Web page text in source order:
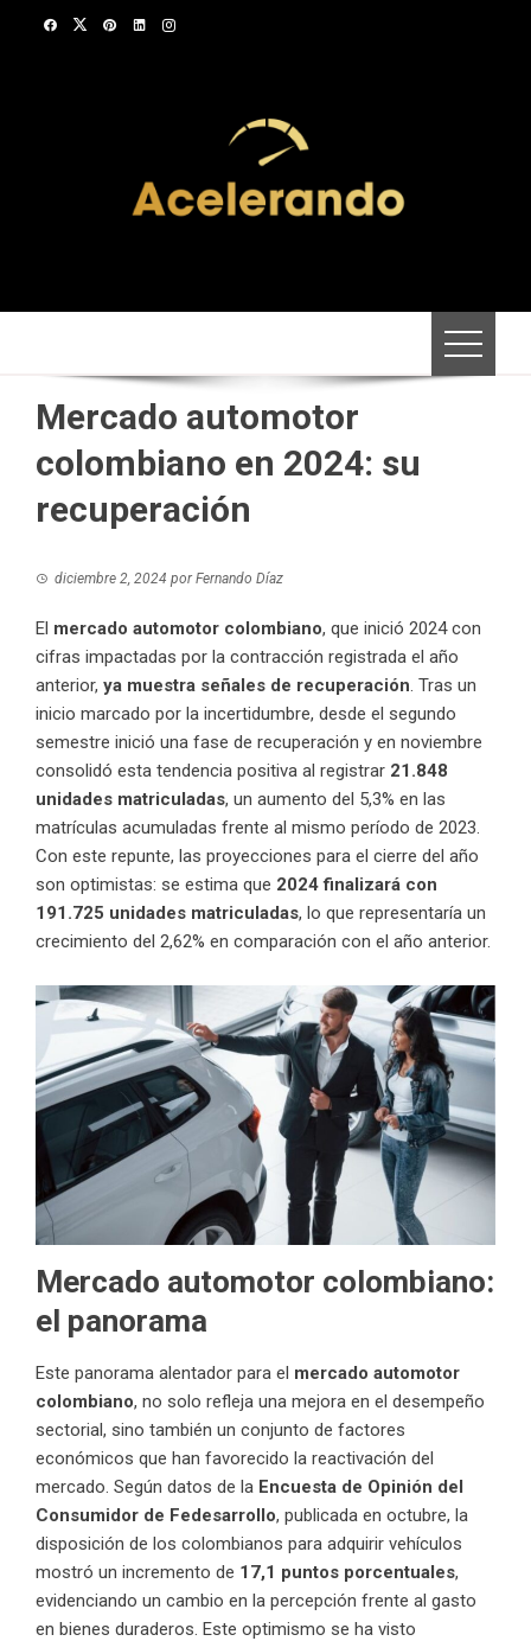
Mercado automotor
colombiano en 2024: su
recuperación
diciembre 2, 2024 porFernando Díaz
El mercado automotor colombiano, que inició 2024 con
cifras impactadas por la contracción registrada el año
anterior, ya muestra señales de recuperación. Tras un
inicio marcado por la incertidumbre, desde el segundo
semestre inició una fase de recuperación y en noviembre
consolidó esta tendencia positiva al registrar 21.848
unidades matriculadas, un aumento del 5,3% en las
matrículas acumuladas frente al mismo período de 2023.
Con este repunte, las proyecciones para el cierre del año
son optimistas: se estima que 2024 finalizará con
191.725 unidades matriculadas, lo que representaría un
crecimiento del 2,62% en comparación con el año anterior.
Mercado automotor colombiano:
el panorama
Este panorama alentador para el mercado automotor
colombiano, no solo refleja una mejora en el desempeño
sectorial, sino también un conjunto de factores
económicos que han favorecido la reactivación del
mercado. Según datos de la Encuesta de Opinión del
Consumidor de Fedesarrollo, publicada en octubre, la
disposición de los colombianos para adquirir vehículos
mostró un incremento de 17,1 puntos porcentuales,
evidenciando un cambio en la percepción frente al gasto
en bienes duraderos. Este optimismo se ha visto